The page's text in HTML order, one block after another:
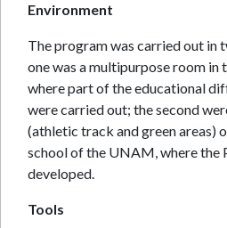
Environment
The program was carried out in
one was a multipurpose room in
where part of the educational
were carried out; the second
(athletic track and green areas)
school of the UNAM, where the
developed.
Tools